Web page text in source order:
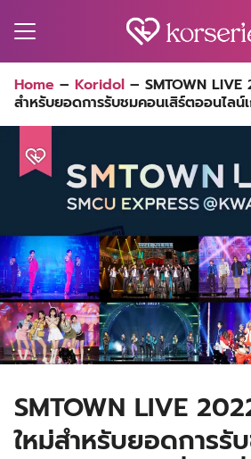
for:
Home – Koridol – SMTOWN
สำหรับยอดการรับชมคอนเสิร์ตออนไลน์
SMTOWN LIVE
ใหม่สำหรับยอดการรั